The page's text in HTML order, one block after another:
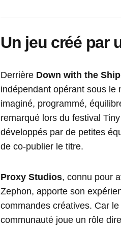
Un jeu créé par
Derrière Down with the Ship
indépendant opérant sous le
imaginé, programmé,
remarqué lors du festival
développés par de petites
de co-publier le titre.
Proxy Studios, connu pour
Zephon, apporte son
commandes créatives. Car
communauté joue un rôle